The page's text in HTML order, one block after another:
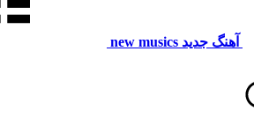
آهنگ جدید new musics